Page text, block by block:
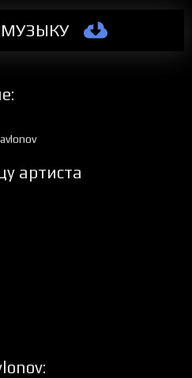
артиста